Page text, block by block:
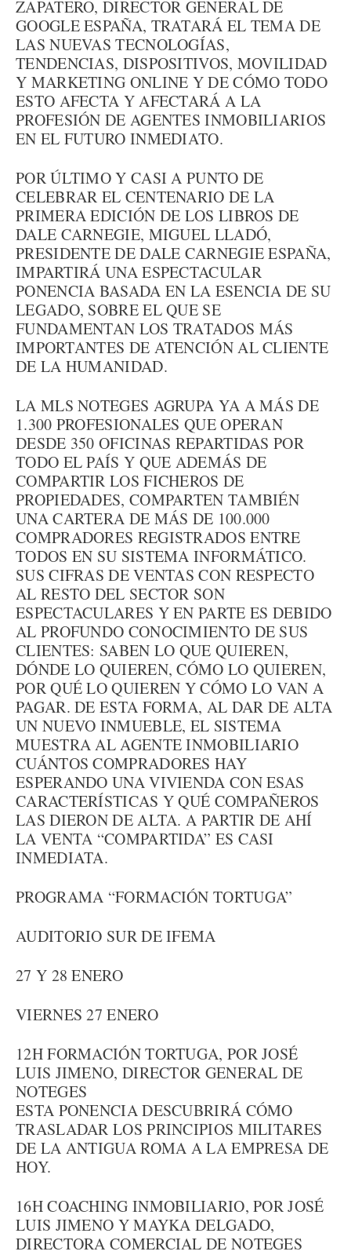
ZAPATERO, DIRECTOR GENERAL DE
GOOGLE ESPAÑA, TRATARÁ EL TEMA DE
LAS NUEVAS TECNOLOGÍAS,
TENDENCIAS, DISPOSITIVOS, MOVILIDAD
Y MARKETING ONLINE Y DE CÓMO TODO
ESTO AFECTA Y AFECTARÁ A LA
PROFESIÓN DE AGENTES INMOBILIARIOS
EN EL FUTURO INMEDIATO.
POR ÚLTIMO Y CASI A PUNTO DE
CELEBRAR EL CENTENARIO DE LA
PRIMERA EDICIÓN DE LOS LIBROS DE
DALE CARNEGIE, MIGUEL LLADÓ,
PRESIDENTE DE DALE CARNEGIE ESPAÑA,
IMPARTIRÁ UNA ESPECTACULAR
PONENCIA BASADA EN LA ESENCIA DE SU
LEGADO, SOBRE EL QUE SE
FUNDAMENTAN LOS TRATADOS MÁS
IMPORTANTES DE ATENCIÓN AL CLIENTE
DE LA HUMANIDAD.
LA MLS NOTEGES AGRUPA YA A MÁS DE
1.300 PROFESIONALES QUE OPERAN
DESDE 350 OFICINAS REPARTIDAS POR
TODO EL PAÍS Y QUE ADEMÁS DE
COMPARTIR LOS FICHEROS DE
PROPIEDADES, COMPARTEN TAMBIÉN
UNA CARTERA DE MÁS DE 100.000
COMPRADORES REGISTRADOS ENTRE
TODOS EN SU SISTEMA INFORMÁTICO.
SUS CIFRAS DE VENTAS CON RESPECTO
AL RESTO DEL SECTOR SON
ESPECTACULARES Y EN PARTE ES DEBIDO
AL PROFUNDO CONOCIMIENTO DE SUS
CLIENTES: SABEN LO QUE QUIEREN,
DÓNDE LO QUIEREN, CÓMO LO QUIEREN,
POR QUÉ LO QUIEREN Y CÓMO LO VAN A
PAGAR. DE ESTA FORMA, AL DAR DE ALTA
UN NUEVO INMUEBLE, EL SISTEMA
MUESTRA AL AGENTE INMOBILIARIO
CUÁNTOS COMPRADORES HAY
ESPERANDO UNA VIVIENDA CON ESAS
CARACTERÍSTICAS Y QUÉ COMPAÑEROS
LAS DIERON DE ALTA. A PARTIR DE AHÍ
LA VENTA “COMPARTIDA” ES CASI
INMEDIATA.
PROGRAMA “FORMACIÓN TORTUGA”
AUDITORIO SUR DE IFEMA
27 Y 28 ENERO
VIERNES 27 ENERO
12H FORMACIÓN TORTUGA, POR JOSÉ
LUIS JIMENO, DIRECTOR GENERAL DE
NOTEGES
ESTA PONENCIA DESCUBRIRÁ CÓMO
TRASLADAR LOS PRINCIPIOS MILITARES
DE LA ANTIGUA ROMA A LA EMPRESA DE
HOY.
16H COACHING INMOBILIARIO, POR JOSÉ
LUIS JIMENO Y MAYKA DELGADO,
DIRECTORA COMERCIAL DE NOTEGES